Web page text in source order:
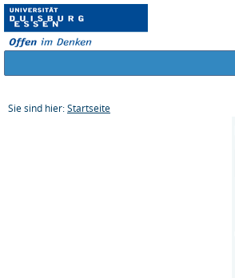
Sie sind hier: Startseite